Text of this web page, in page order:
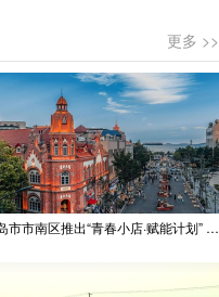
更多 >>
青岛市市南区推出“青春小店·赋能计划” 聚满青岛温情